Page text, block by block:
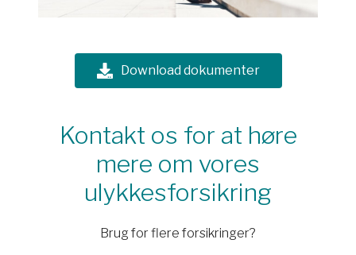
Download dokumenter
Kontakt os for at høre
mere om vores
ulykkesforsikring
Brug for flere forsikringer?